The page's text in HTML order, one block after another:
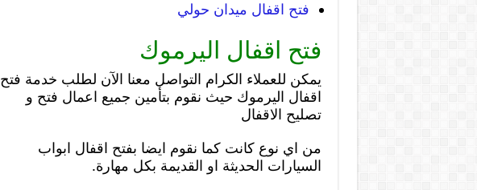
فتح اقفال ميدان حولي
فتح اقفال اليرموك
يمكن للعملاء الكرام التواصل معنا الآن لطلب خدمة فتح
اقفال اليرموك حيث نقوم بتأمين جميع اعمال فتح و
تصليح الاقفال
من اي نوع كانت كما نقوم ايضا بفتح اقفال ابواب
السيارات الحديثة او القديمة بكل مهارة.